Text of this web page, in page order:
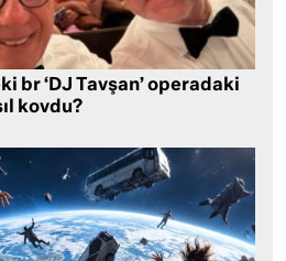
br ‘DJ Tavşan’ operadaki
kovdu?